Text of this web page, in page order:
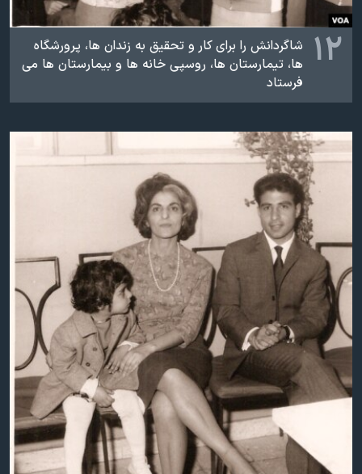
۱۲
شاگردانش را برای کار و تحقیق به زندان ها، پرورشگاه
ها، تیمارستان ها، روسپی خانه ها و بیمارستان ها می
فرستاد